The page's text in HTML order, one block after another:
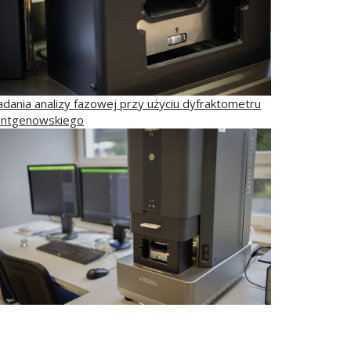
analizy fazowej przy użyciu dyfraktometru